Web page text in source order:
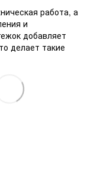
работа, а
и
добавляет
делает такие